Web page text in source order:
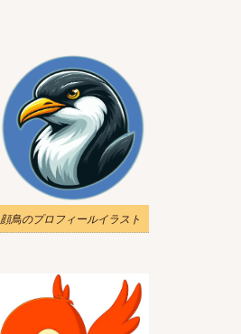
顔鳥のプロフィールイラスト